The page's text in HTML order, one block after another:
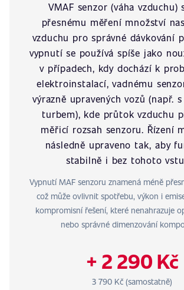
VMAF senzor (váha vzduchu)
přesnému měření množství
vzduchu pro správné dávkování
vypnutí se používá spíše jako
v případech, kdy dochází k
elektroinstalací, vadnému
výrazně upravených vozů (např.
turbem), kde průtok vzduchu
měřicí rozsah senzoru. Řízení
následně upraveno tak, aby
stabilně i bez tohoto
Vypnutí MAF senzoru znamená méně
což může ovlivnit spotřebu, výkon i
kompromisní řešení, které nenahrazuje
nebo správné dimenzování
+ 2 290 Kč
3 790 Kč (samostatně)